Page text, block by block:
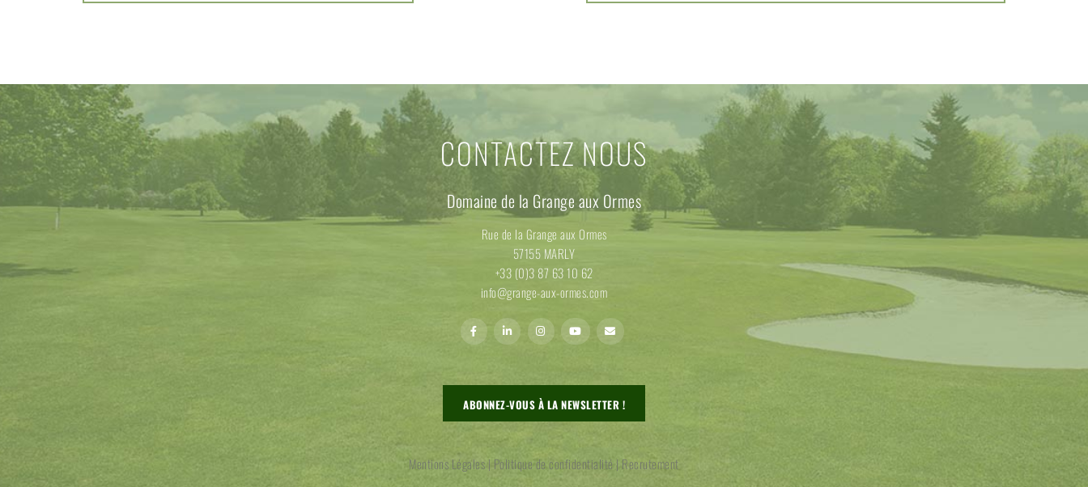
CONTACTEZ NOUS
Domaine de la Grange aux Ormes
Rue de la Grange aux Ormes
57155 MARLY
+33 (0)3 87 63 10 62
info@grange-aux-ormes.com
ABONNEZ-VOUS À LA NEWSLETTER !
Mentions Légales | Politique de confidentialité | Recrutement